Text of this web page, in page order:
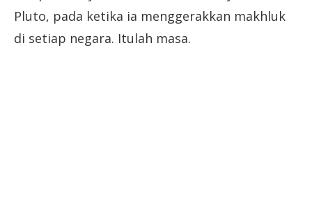
Pluto, pada ketika ia menggerakkan makhluk
di setiap negara. Itulah masa.